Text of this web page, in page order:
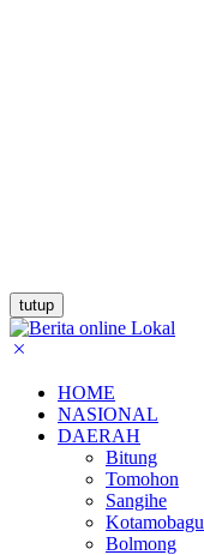
tutup
HOME
NASIONAL
DAERAH
Bitung
Tomohon
Sangihe
Kotamobagu
Bolmong